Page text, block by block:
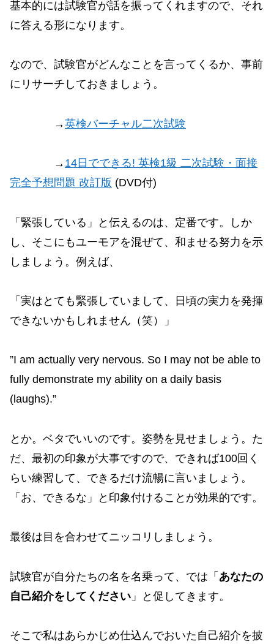
基本的には試験官が話を振ってくれますので、それ
に答える形になります。
なので、試験官がどんなことを言ってくるか、事前
にリサーチしておきましょう。
→英検バーチャル二次試験
→ 14日でできる! 英検1級 二次試験・面接
完全予想問題 改訂版 (DVD付)
「緊張している」と伝えるのは、定番です。しか
し、そこにもユーモアを混ぜて、和ませる努力を示
しましょう。例えば、
「実はとても緊張していまして、日頃の実力を発揮
できないかもしれません（笑）」
”I am actually very nervous. So I may not be able to
fully demonstrate my ability on a daily basis
(laughs).”
とか。ベタでいいのです。姿勢を見せましょう。た
だ、最初の印象が大事ですので、できれば100回く
らい練習して、できるだけ流暢に言いましょう。
「お、できるな」と印象付けることが効果的です。
最後は目を合わせてニッコリしましょう。
試験官が自分たちの名を名乗って、では「 あなたの
自己紹介をしてください 」と促してきます。
そこで私はあらかじめ仕込んでおいた自己紹介を披